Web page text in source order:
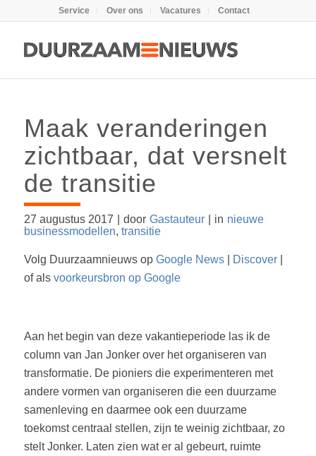
Service Over ons Vacatures Contact
Maak veranderingen
zichtbaar, dat versnelt
de transitie
27 augustus 2017 door Gastauteur in nieuwe
businessmodellen, transitie
Volg Duurzaamnieuws op Google News| Discover|
of als voorkeursbron op Google
Aan het begin van deze vakantieperiode las ik de
column van Jan Jonker over het organiseren van
transformatie. De pioniers die experimenteren met
andere vormen van organiseren die een duurzame
samenleving en daarmee ook een duurzame
toekomst centraal stellen, zijn te weinig zichtbaar, zo
stelt Jonker. Laten zien wat er al gebeurt, ruimte